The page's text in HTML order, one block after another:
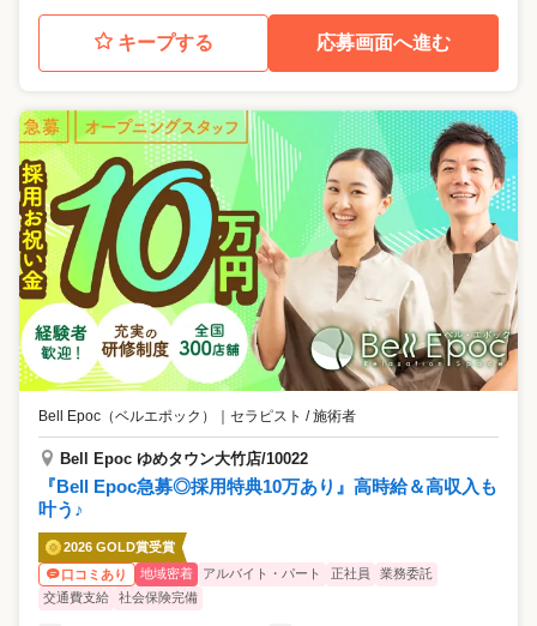
キープする 応募画面へ進む
Bell Epoc（ベルエポック） ｜ セラピスト / 施術者
Bell Epoc ゆめタウン大竹店/10022
『Bell Epoc急募◎採用特典10万あり』高時給＆高収入も
叶う♪
2026 GOLD賞受賞
口コミあり
地域密着 アルバイト・パート 正社員
業務委託
交通費支給
社会保険完備